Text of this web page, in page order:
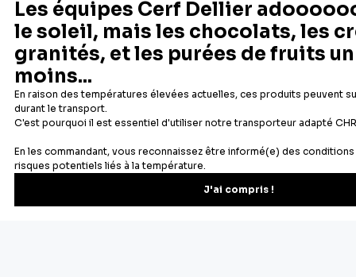
Depuis 1932
Fabricant français reconnu
Livraison rapide 24/48h
Offerte dès 69 € en point
Newsletter
Recevez les recettes, astuces et offres spéciales.